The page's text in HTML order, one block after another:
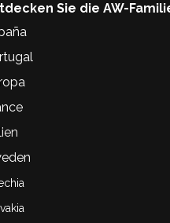
Sie die AW-